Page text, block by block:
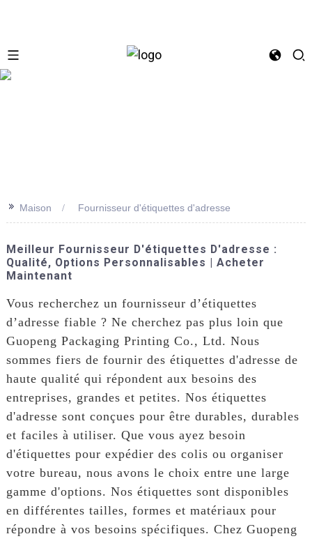
>> Maison Fournisseur d'étiquettes d'adresse
Meilleur Fournisseur D'étiquettes D'adresse :
Qualité, Options Personnalisables | Acheter
Maintenant
Vous recherchez un fournisseur d’étiquettes
d’adresse fiable ? Ne cherchez pas plus loin que
Guopeng Packaging Printing Co., Ltd. Nous
sommes fiers de fournir des étiquettes d'adresse de
haute qualité qui répondent aux besoins des
entreprises, grandes et petites. Nos étiquettes
d'adresse sont conçues pour être durables, durables
et faciles à utiliser. Que vous ayez besoin
d'étiquettes pour expédier des colis ou organiser
votre bureau, nous avons le choix entre une large
gamme d'options. Nos étiquettes sont disponibles
en différentes tailles, formes et matériaux pour
répondre à vos besoins spécifiques. Chez Guopeng